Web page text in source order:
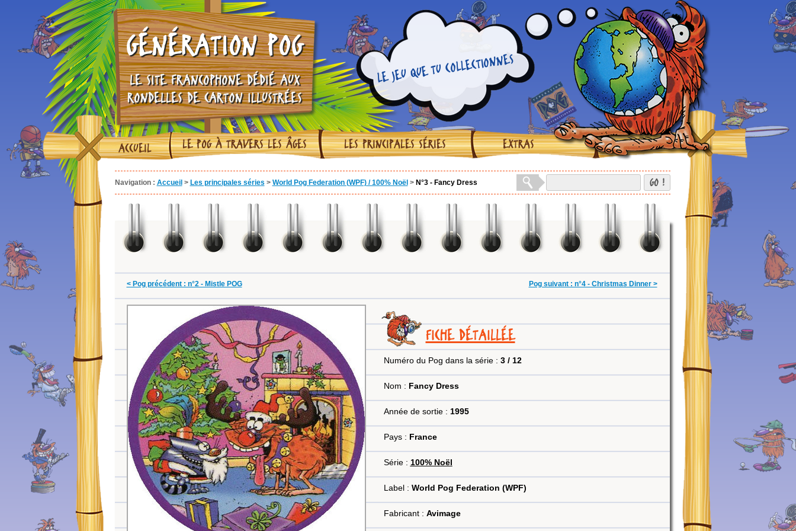
GÉNÉRATION POG
LE SITE FRANCOPHONE DÉDIÉ AUX
RONDELLES DE CARTON ILLUSTRÉES
LE JEU QUE TU COLLECTIONNES
ACCUEIL LE POG À TRAVERS LES ÂGES LES PRINCIPALES SÉRIES EXTRAS
Navigation : Accueil > Les principales séries > World Pog Federation (WPF) / 100% Noël > N°3 - Fancy Dress GO !
< Pog précédent : n°2 - Mistle POG Pog suivant : n°4 - Christmas Dinner >
FICHE DÉTAILLÉE
Numéro du Pog dans la série : 3 / 12
Nom : Fancy Dress
Année de sortie : 1995
Pays : France
Série : 100% Noël
Label : World Pog Federation (WPF)
Fabricant : Avimage